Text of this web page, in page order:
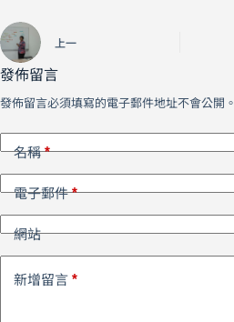
上一
發佈留言
發佈留言必須填寫的電子郵件地址不會公開。
名稱*
電子郵件*
網站
新增留言 *